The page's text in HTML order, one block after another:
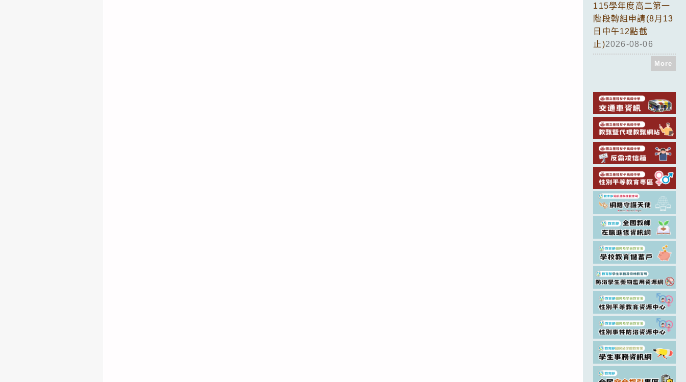
115學年度高二第一
階段轉組申請(8月13
日中午12點截
止)2026-08-06
More